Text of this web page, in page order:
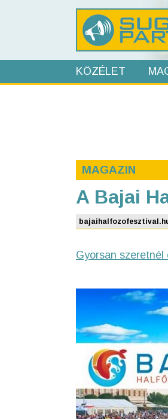
KÖZÉLET
MAGAZIN
A Bajai
Gyorsan